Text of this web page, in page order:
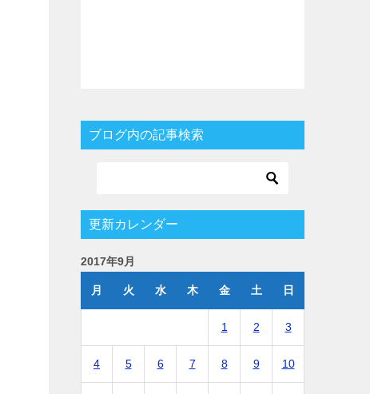
ブログ内の記事検索
更新カレンダー
2017年9月
月 火 水 木 金 土 日
1 2 3
4 5 6 7 8 9 10